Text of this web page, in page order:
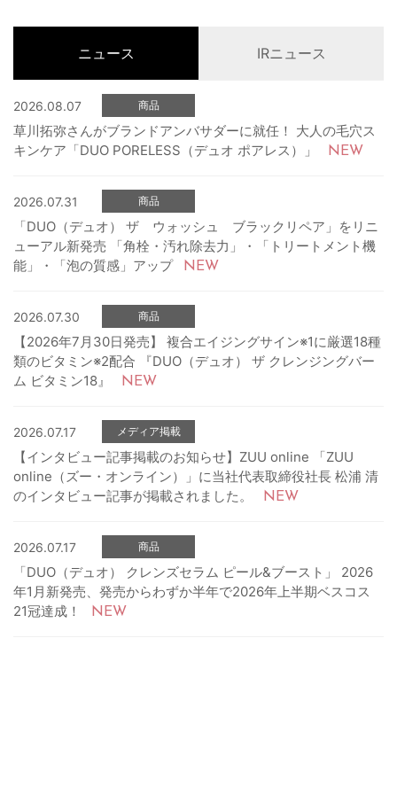
ニュース IRニュース
2026.08.07 商品
草川拓弥さんがブランドアンバサダーに就任！ 大人の毛穴ス
キンケア「DUO PORELESS（デュオ ポアレス）」
2026.07.31 商品
「DUO（デュオ） ザ ウォッシュ ブラックリペア」をリニ
ューアル新発売 「角栓・汚れ除去力」・「トリートメント機
能」・「泡の質感」アップ
2026.07.30 商品
【2026年7月30日発売】 複合エイジングサイン※1に厳選18種
類のビタミン※2配合 『DUO（デュオ） ザ クレンジングバー
ム ビタミン18』
2026.07.17 メディア掲載
【インタビュー記事掲載のお知らせ】ZUU online 「ZUU
online（ズー・オンライン）」に当社代表取締役社長 松浦 清
のインタビュー記事が掲載されました。
2026.07.17 商品
「DUO（デュオ） クレンズセラム ピール&ブースト」 2026
年1月新発売、発売からわずか半年で2026年上半期ベスコス
21冠達成！